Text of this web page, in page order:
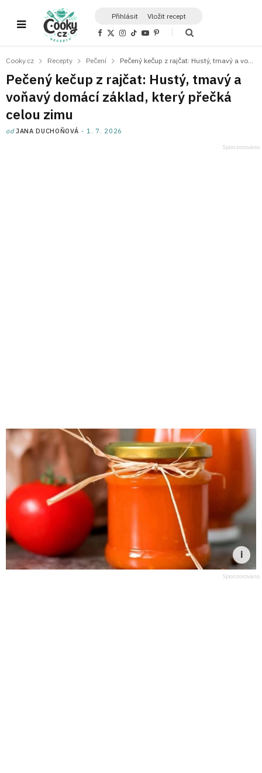
Přihlásit Vložit recept
F
b
o
k
X
i
t
e
r
)
I
a
r
a
m
T
o
Y
u
e
P
e
e
s
t
Cooky.cz Recepty Pečení
Pečený kečup z rajčat: Hustý, tmavý a
voňavý domácí základ, který přečká
celou zimu
odJANA DUCHOŇOVÁ 1. 7. 2026